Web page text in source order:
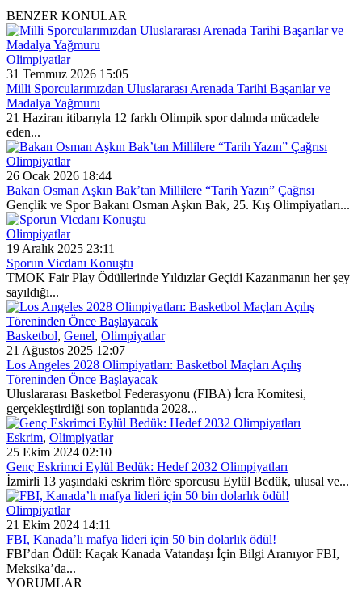
BENZER KONULAR
Olimpiyatlar
31 Temmuz 2026 15:05
Milli Sporcularımızdan Uluslararası Arenada Tarihi Başarılar ve
Madalya Yağmuru
21 Haziran itibarıyla 12 farklı Olimpik spor dalında mücadele
eden...
Olimpiyatlar
26 Ocak 2026 18:44
Bakan Osman Aşkın Bak’tan Millilere “Tarih Yazın” Çağrısı
Gençlik ve Spor Bakanı Osman Aşkın Bak, 25. Kış Olimpiyatları...
Olimpiyatlar
19 Aralık 2025 23:11
Sporun Vicdanı Konuştu
TMOK Fair Play Ödüllerinde Yıldızlar Geçidi Kazanmanın her şey
sayıldığı...
Basketbol, Genel, Olimpiyatlar
21 Ağustos 2025 12:07
Los Angeles 2028 Olimpiyatları: Basketbol Maçları Açılış
Töreninden Önce Başlayacak
Uluslararası Basketbol Federasyonu (FIBA) İcra Komitesi,
gerçekleştirdiği son toplantıda 2028...
Eskrim, Olimpiyatlar
25 Ekim 2024 02:10
Genç Eskrimci Eylül Bedük: Hedef 2032 Olimpiyatları
İzmirli 13 yaşındaki eskrim flöre sporcusu Eylül Bedük, ulusal ve...
Olimpiyatlar
21 Ekim 2024 14:11
FBI, Kanada’lı mafya lideri için 50 bin dolarlık ödül!
FBI’dan Ödül: Kaçak Kanada Vatandaşı İçin Bilgi Aranıyor FBI,
Meksika’da...
YORUMLAR